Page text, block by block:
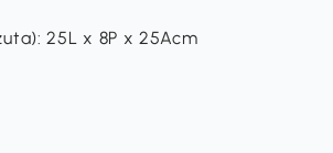
25L x 8P x 25Acm